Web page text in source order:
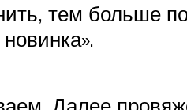
тем больше
Далее